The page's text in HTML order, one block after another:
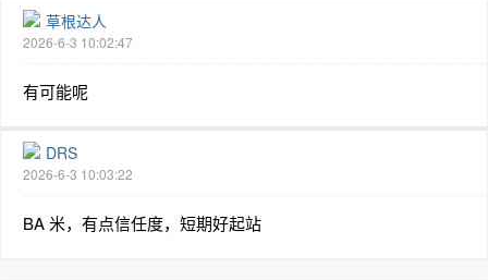
草根达人
2026-6-3 10:02:47
有可能呢
DRS
2026-6-3 10:03:22
BA 米，有点信任度，短期好起站